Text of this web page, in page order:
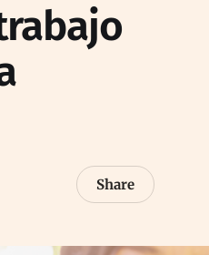
Share